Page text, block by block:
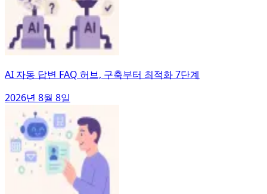
AI 자동 답변 FAQ 허브, 구축부터 최적화 7단계
2026년 8월 8일